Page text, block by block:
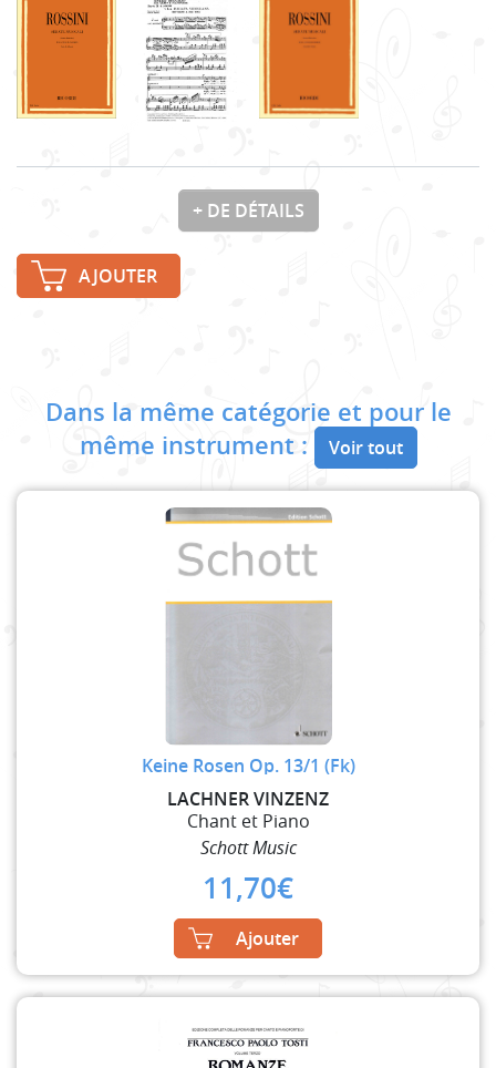
+ DE DÉTAILS
AJOUTER
Dans la même catégorie et pour le
même instrument :
Voir tout
Keine Rosen Op. 13/1 (Fk)
LACHNER VINZENZ
Chant et Piano
Schott Music
11,70€
Ajouter